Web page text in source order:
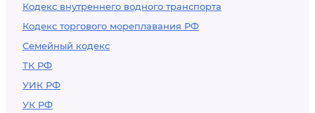
Кодекс внутреннего водного транспорта
Кодекс торгового мореплавания РФ
Семейный кодекс
ТК РФ
УИК РФ
УК РФ